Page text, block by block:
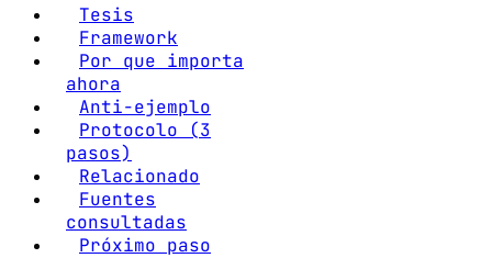
Tesis
Framework
Por que importa
ahora
Anti-ejemplo
Protocolo (3
pasos)
Relacionado
Fuentes
consultadas
Próximo paso